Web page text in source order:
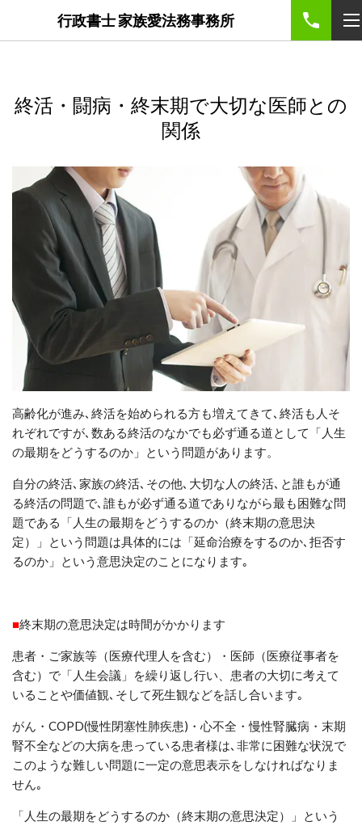
行政書士 家族愛法務事務所
終活・闘病・終末期で大切な医師との
関係
高齢化が進み､終活を始められる方も増えてきて､終活も人そ
れぞれですが､数ある終活のなかでも必ず通る道として「人生
の最期をどうするのか」という問題があります。
自分の終活､ 家族の終活､その他､大切な人の終活､と誰もが通
る終活の問題で､ 誰もが必ず通る道でありながら最も困難な問
題である「人生の最期をどうするのか（終末期の意思決
定）」という問題は具体的には「延命治療をするのか､拒否す
るのか」という意思決定のことになります｡
■終末期の意思決定は時間がかかります
患者・ご家族等（医療代理人を含む）・医師（医療従事者を
含む）で「人生会議」を繰り返し行い、患者の大切に考えて
いることや価値観､そして死生観などを話し合います｡
がん・ COPD(慢性閉塞性肺疾患) ・心不全・慢性腎臓病・末期
腎不全などの大病を患っている患者様は､非常に困難な状況で
このような難しい問題に一定の意思表示をしなければなりま
せん｡
「人生の最期をどうするのか（終末期の意思決定）」という